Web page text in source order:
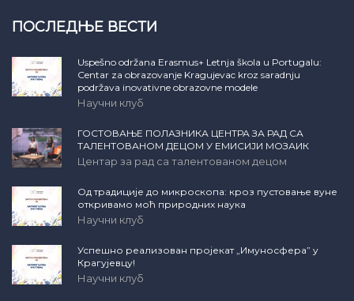
ПОСЛЕДЊЕ ВЕСТИ
Uspešno održana Erasmus+ Letnja škola u Portugalu:
Centar za obrazovanje Kragujevac kroz saradnju
podržava inovativne obrazovne modele
Научни клуб
ГОСТОВАЊЕ ПОЛАЗНИКА ЦЕНТРА ЗА РАД СА
ТАЛЕНТОВАНОМ ДЕЦОМ У ЕМИСИЈИ МОЗАИК
Центар за рад са талентованом децом
Од традиције до микроскопа: кроз пустовање вуне
откривамо моћ природних наука
Научни клуб
Успешно реализован пројекат „Имуносфера” у
Крагујевцу!
Научни клуб